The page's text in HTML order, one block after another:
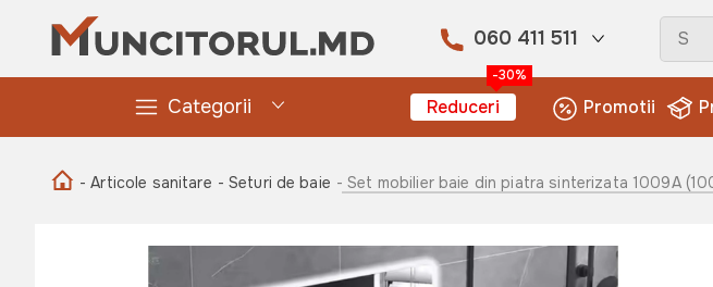
060 411 511
Categorii
-30%
Reduceri Promotii
- Articole sanitare - Seturi de baie - Set mobilier baie din piatra sinterizata 1009A